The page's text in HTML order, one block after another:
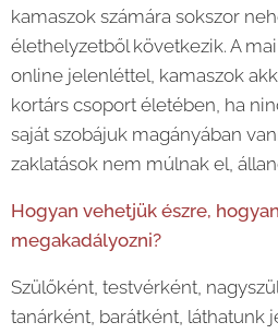
kamaszok számára sokszor
élethelyzetből következik. A
online jelenléttel, kamaszok
kortárs csoport életében, ha
saját szobájuk magányában
zaklatások nem múlnak el,
Hogyan vehetjük észre,
megakadályozni?
Szülőként, testvérként,
tanárként, barátként, láthatunk